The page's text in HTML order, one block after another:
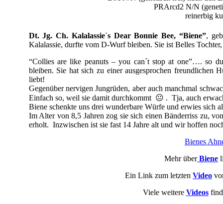
PRArcd2 N/N
reinerbig
Dt. Jg. Ch. Kalalassie`s Dear Bonnie Bee, “Biene”,
Kalalassie, durfte vom D-Wurf bleiben. Sie ist Belles
“Collies are like peanuts – you can´t stop at one”…. so
bleiben. Sie hat sich zu einer ausgesprochen freundlichen
liebt!
Gegenüber nervigen Jungrüden, aber auch manchmal
Einfach so, weil sie damit durchkommt 😐 . Tja, auch
Biene schenkte uns drei wunderbare Würfe und erwies sich
Im Alter von 8,5 Jahren zog sie sich einen Bänderriss zu,
erholt. Inzwischen ist sie fast 14 Jahre alt und wir hoffen
Bienes
Mehr über Biene
Ein Link zum letzten Video
Viele weitere Videos